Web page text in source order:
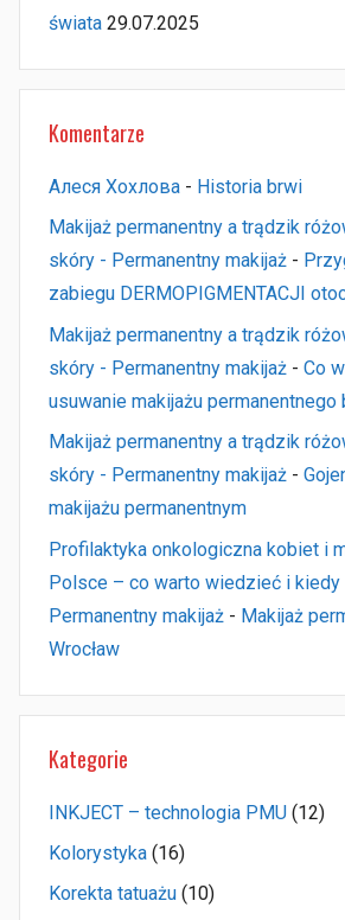
świata 29.07.2025
Komentarze
Алеся Хохлова - Historia brwi
Makijaż permanentny a trądzik
skóry - Permanentny makijaż -
zabiegu DERMOPIGMENTACJI
Makijaż permanentny a trądzik
skóry - Permanentny makijaż - Co
usuwanie makijażu permanentnego
Makijaż permanentny a trądzik
skóry - Permanentny makijaż -
makijażu permanentnym
Profilaktyka onkologiczna kobiet i
Polsce – co warto wiedzieć i kiedy
Permanentny makijaż - Makijaż
Wrocław
Kategorie
INKJECT – technologia PMU (12)
Kolorystyka (16)
Korekta tatuażu (10)